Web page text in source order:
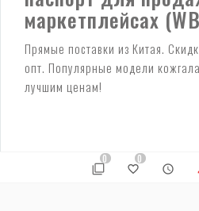
маркетплейсах
Прямые поставки из Китая.
опт. Популярные модели
лучшим ценам!
0 0